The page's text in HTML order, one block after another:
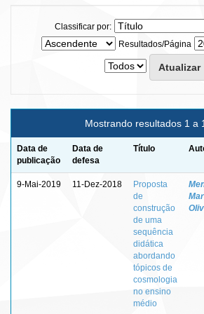
Classificar por:
Resultados/Página
Mostrando resultados 1 a
Data de
publicação
Data de
defesa
Título
9-Mai-2019 11-Dez-2018
Proposta
de
construção
de uma
sequência
didática
abordando
tópicos de
cosmologia
no ensino
médio